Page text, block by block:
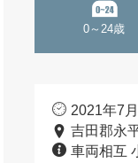
0～24歳
2021年7
吉田郡永
車両相互